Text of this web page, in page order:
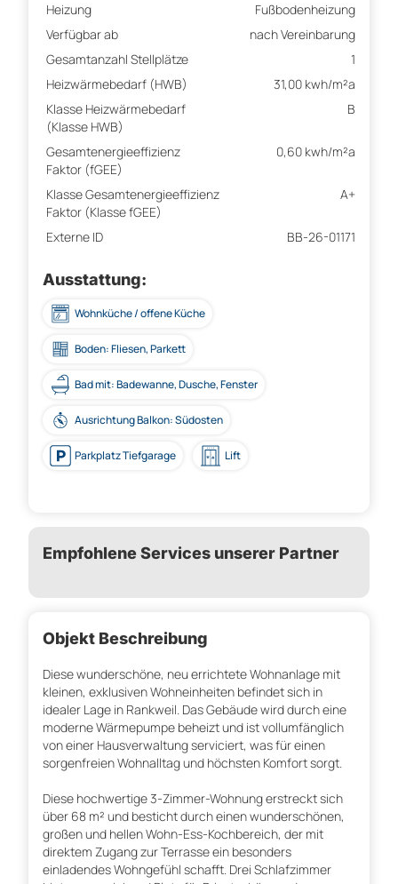
Heizung
Fußbodenheizung
Verfügbar ab
nach Vereinbarung
Gesamtanzahl Stellplätze
1
Heizwärmebedarf (HWB)
31,00 kwh/m²a
Klasse Heizwärmebedarf
(Klasse HWB)
B
Gesamtenergieeffizienz
Faktor (fGEE)
0,60 kwh/m²a
Klasse Gesamtenergieeffizienz
Faktor (Klasse fGEE)
A+
Externe ID BB-26-01171
Ausstattung:
Wohnküche / offene Küche
Boden: Fliesen, Parkett
Bad mit: Badewanne, Dusche, Fenster
Ausrichtung Balkon: Südosten
Parkplatz Tiefgarage Lift
Empfohlene Services unserer Partner
Objekt Beschreibung
Diese wunderschöne, neu errichtete Wohnanlage mit
kleinen, exklusiven Wohneinheiten befindet sich in
idealer Lage in Rankweil. Das Gebäude wird durch eine
moderne Wärmepumpe beheizt und ist vollumfänglich
von einer Hausverwaltung serviciert, was für einen
sorgenfreien Wohnalltag und höchsten Komfort sorgt.
Diese hochwertige 3-Zimmer-Wohnung erstreckt sich
über 68 m² und besticht durch einen wunderschönen,
großen und hellen Wohn-Ess-Kochbereich, der mit
direktem Zugang zur Terrasse ein besonders
einladendes Wohngefühl schafft. Drei Schlafzimmer